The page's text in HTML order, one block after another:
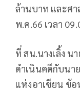
ล้านบาท และศ
พ.ค.66 เวลา
ที่ สน.นางเลิ้ง น
ดำเนินคดีกับนา
แห่งอาเซียน ข้